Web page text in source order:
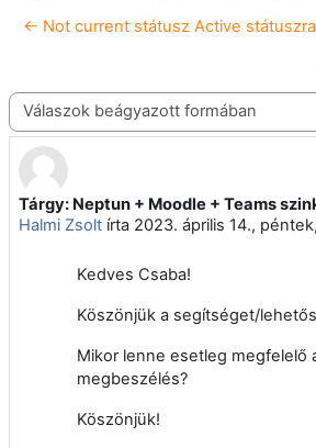
← Not current státusz Active
Megjelenítési mód
Tárgy: Neptun + Moodle + Teams
Halmi Zsolt írta 2023. április 14.,
Válaszok szám: 0
Kedves Csaba!
Köszönjük a segítséget/
Mikor lenne esetleg megfelelő
megbeszélés?
Köszönjük!